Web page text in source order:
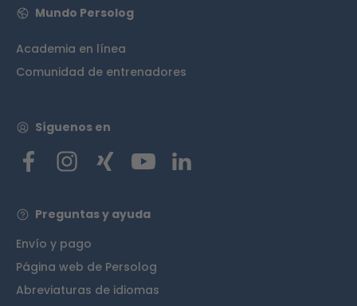
Mundo Persolog
Academia en línea
Comunidad de entrenadores
Síguenos en
Preguntas y ayuda
Envío y pago
Página web de Persolog
Abreviaturas de idiomas